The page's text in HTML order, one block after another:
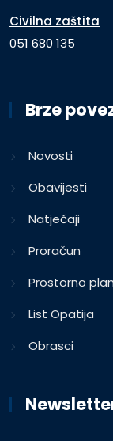
Civilna zaštita
051 680 135
Brze
Novosti
Obavijesti
Natječaji
Proračun
Prostorno
List Opatija
Obrasci